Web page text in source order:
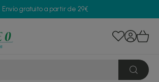
Envío gratuito a partir de 29€